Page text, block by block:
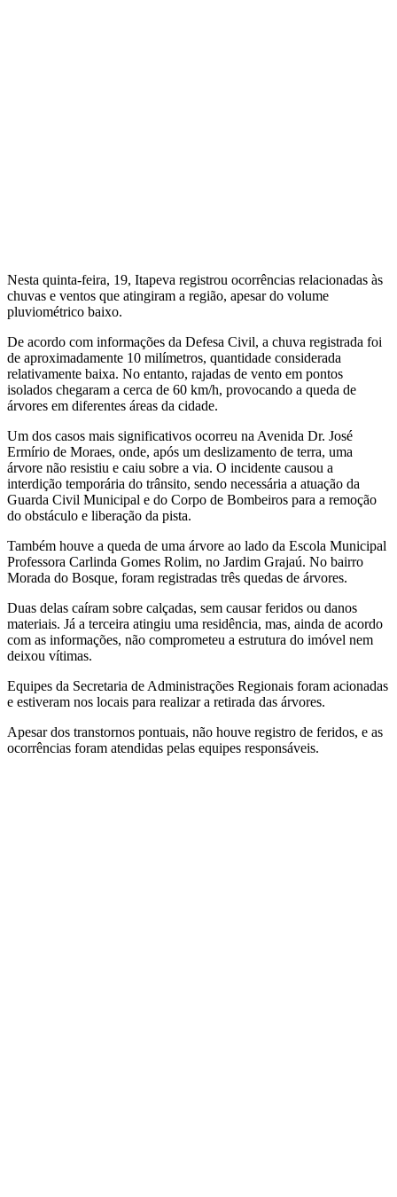
Nesta quinta-feira, 19, Itapeva registrou ocorrências relacionadas às
chuvas e ventos que atingiram a região, apesar do volume
pluviométrico baixo.
De acordo com informações da Defesa Civil, a chuva registrada foi
de aproximadamente 10 milímetros, quantidade considerada
relativamente baixa. No entanto, rajadas de vento em pontos
isolados chegaram a cerca de 60 km/h, provocando a queda de
árvores em diferentes áreas da cidade.
Um dos casos mais significativos ocorreu na Avenida Dr. José
Ermírio de Moraes, onde, após um deslizamento de terra, uma
árvore não resistiu e caiu sobre a via. O incidente causou a
interdição temporária do trânsito, sendo necessária a atuação da
Guarda Civil Municipal e do Corpo de Bombeiros para a remoção
do obstáculo e liberação da pista.
Também houve a queda de uma árvore ao lado da Escola Municipal
Professora Carlinda Gomes Rolim, no Jardim Grajaú. No bairro
Morada do Bosque, foram registradas três quedas de árvores.
Duas delas caíram sobre calçadas, sem causar feridos ou danos
materiais. Já a terceira atingiu uma residência, mas, ainda de acordo
com as informações, não comprometeu a estrutura do imóvel nem
deixou vítimas.
Equipes da Secretaria de Administrações Regionais foram acionadas
e estiveram nos locais para realizar a retirada das árvores.
Apesar dos transtornos pontuais, não houve registro de feridos, e as
ocorrências foram atendidas pelas equipes responsáveis.